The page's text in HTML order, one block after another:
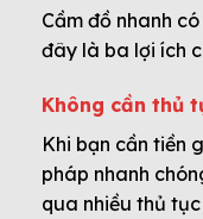
Cầm đồ nhanh
đây là ba lợi ích
Không cần thủ
Khi bạn cần tiền
pháp nhanh
qua nhiều thủ